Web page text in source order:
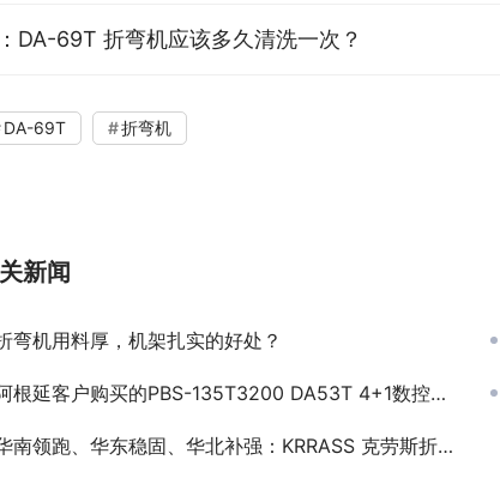
DA-69T 折弯机应该多久清洗一次？
DA-69T 折弯机
新闻
弯机用料厚，机架扎实的好处？
根延客户购买的PBS-135T3200 DA53T 4+1数控折弯机到客户现场
南领跑、华东稳固、华北补强：KRRASS 克劳斯折弯机国内销售实力精准拆解